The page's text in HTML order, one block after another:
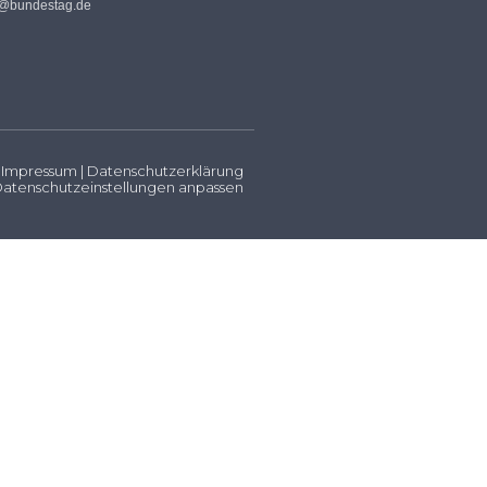
Impressum | Datenschutzerklärung
anpassen